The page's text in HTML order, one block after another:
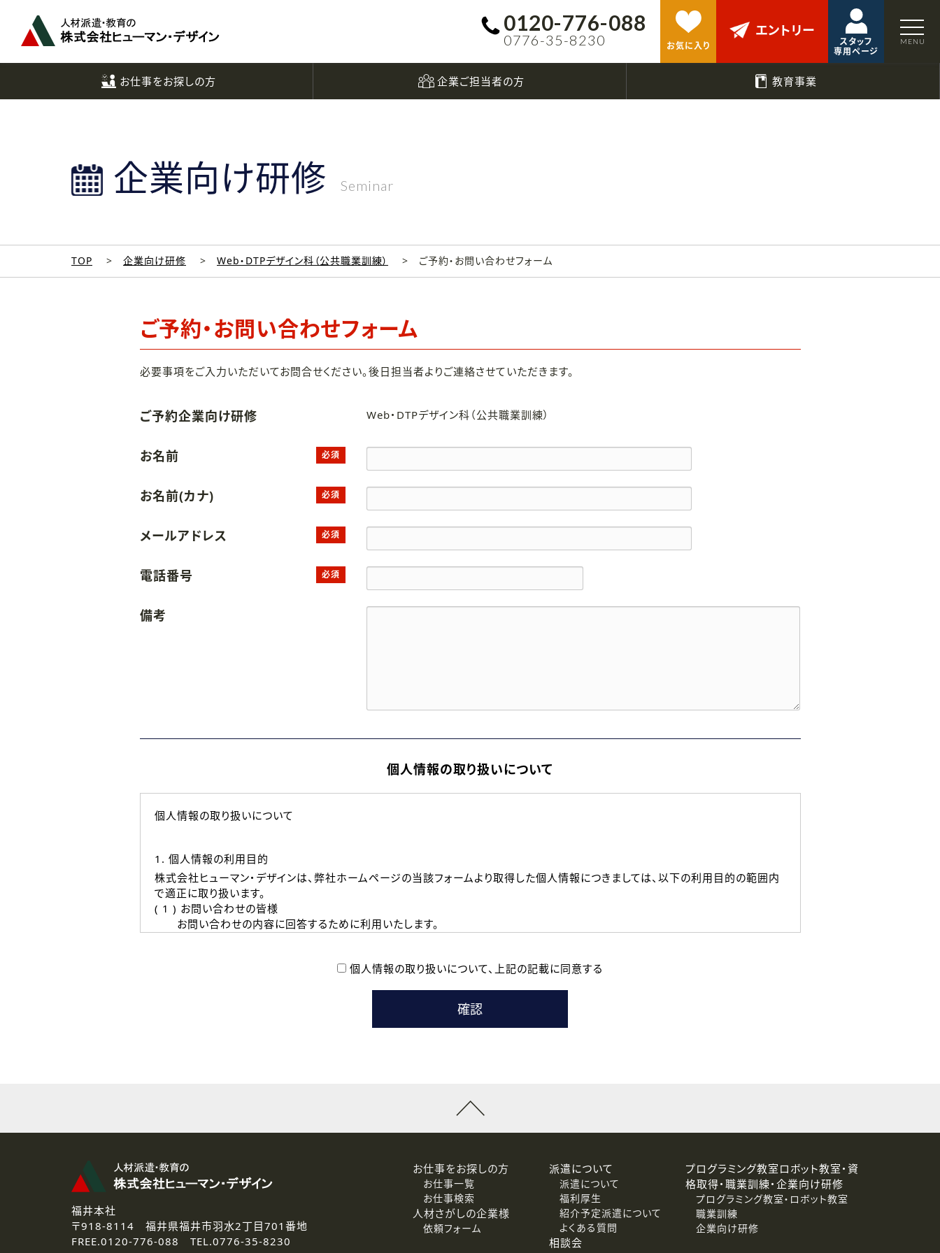
0120-776-088
0776-35-8230 お気に入り
エントリー
スタッフ
専用ページ
お仕事をお探しの方 企業ご担当者の方 教育事業
企業向け研修 Seminar
TOP 企業向け研修 Web・DTPデザイン科（公共職業訓練） ご予約・お問い合わせフォーム
ご予約・お問い合わせフォーム
必要事項をご入力いただいてお問合せください。後日担当者よりご連絡させていただきます。
ご予約企業向け研修 Web・DTPデザイン科（公共職業訓練）
お名前 必須
お名前(カナ) 必須
メールアドレス 必須
電話番号 必須
備考
個人情報の取り扱いについて
個人情報の取り扱いについて
1. 個人情報の利用目的
株式会社ヒューマン・デザインは、弊社ホームページの当該フォームより取得した個人情報につきましては、以下の利用目的の範囲内
で適正に取り扱います。
( 1 ) お問い合わせの皆様
お問い合わせの内容に回答するために利用いたします。
本登録に関するご連絡および本登録時の参考情報として利用いたします。
なお、ご連絡手段は、電話・Ｅメールのいずれかの方法といたします。
3.個人情報の取り扱いの委託
弊社の定める個人情報保護の評価基準を満たした委託先に、個人情報を委託する場合があります。
4.個人情報の開示等について
ご提供いただいた個人情報の開示等（利用目的の通知、開示、訂正、追加または削除、利用の停止、消去および第三者への提供停止）
個人情報の取り扱いについて、 上記の記載に同意する
へ
福井本社
〒918-8114 福井県福井市羽水2丁目701番地
FREE.0120-776-088 TEL.0776-35-8230
お仕事をお探しの方
お仕事一覧
お仕事検索
人材さがしの企業様
依頼フォーム
派遣について
派遣について
福利厚生
紹介予定派遣について
よくある質問
相談会
プログラミング教室ロボット教室・資
格取得・職業訓練・企業向け研修
プログラミング教室・ロボット教室
職業訓練
企業向け研修